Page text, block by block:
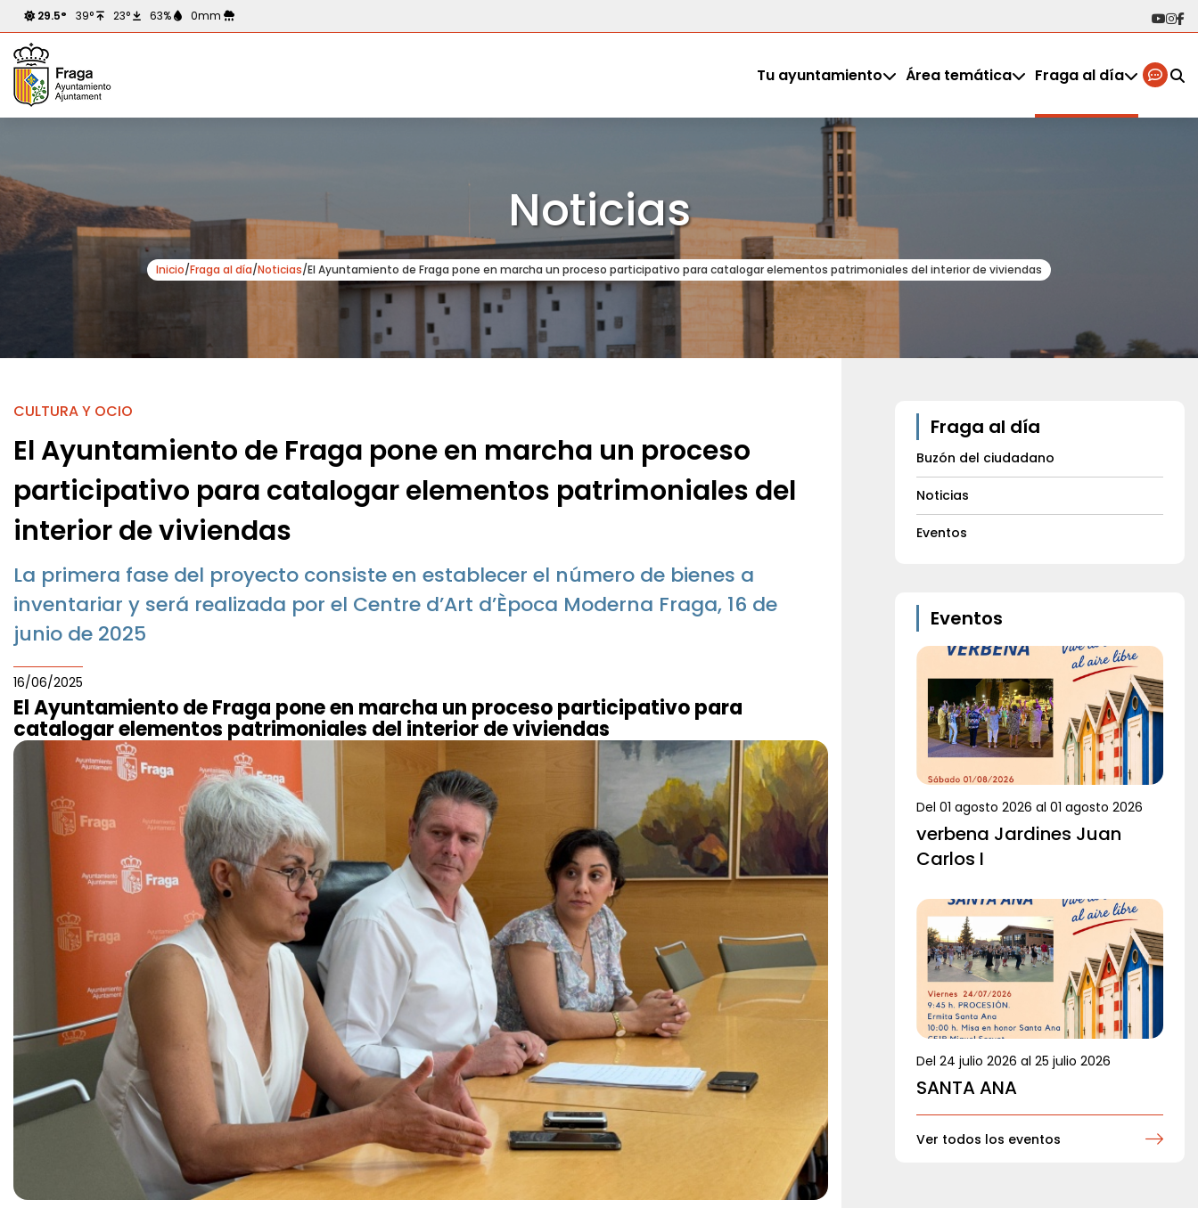
39° 23°
29.5° 0mm
63%
Tu ayuntamiento Área temática Fraga al día
Noticias
Inicio/Fraga al día/Noticias/El Ayuntamiento de Fraga pone en marcha un proceso participativo para catalogar elementos patrimoniales del interior de viviendas
CULTURA Y OCIO
El Ayuntamiento de Fraga pone en marcha un proceso
participativo para catalogar elementos patrimoniales del
interior de viviendas
16/06/2025
La primera fase del proyecto consiste en establecer el número de bienes a
inventariar y será realizada por el Centre d’Art d’Època Moderna Fraga, 16 de
junio de 2025
El Ayuntamiento de Fraga pone en marcha un proceso participativo para
catalogar elementos patrimoniales del interior de viviendas
Fraga al día
Buzón del ciudadano
Noticias
Eventos
Eventos
Del 01 agosto 2026 al 01 agosto 2026
verbena Jardines Juan
Carlos I
Del 24 julio 2026 al 25 julio 2026
SANTA ANA
Ver todos los eventos